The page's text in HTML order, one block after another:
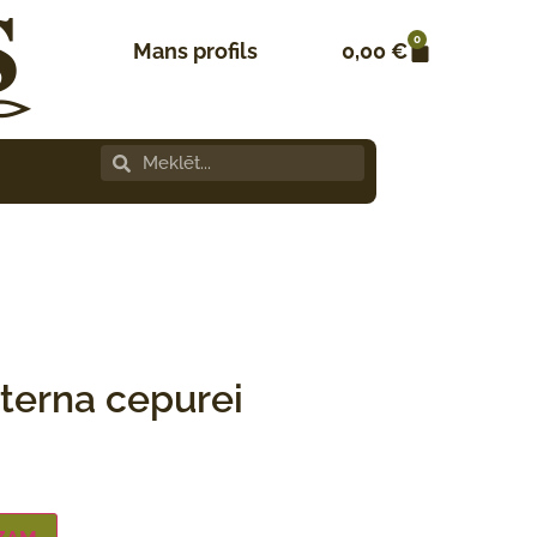
Mans profils 0,00€ 0
cepurei